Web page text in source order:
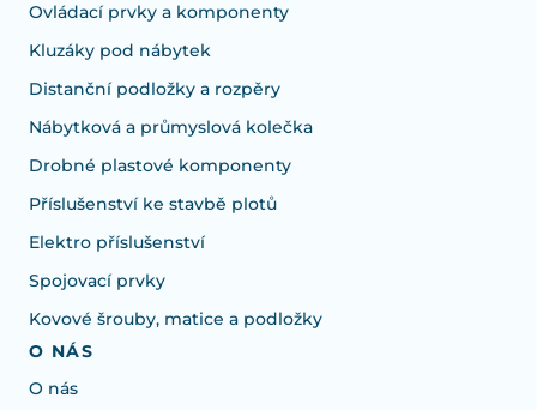
Ovládací prvky a komponenty
Kluzáky pod nábytek
Distanční podložky a rozpěry
Nábytková a průmyslová kolečka
Drobné plastové komponenty
Příslušenství ke stavbě plotů
Elektro příslušenství
Spojovací prvky
Kovové šrouby, matice a podložky
O NÁS
O nás